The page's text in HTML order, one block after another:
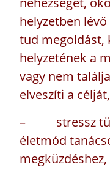
helyzetben
tud megoldást,
helyzetének a
vagy nem
elveszíti a
– stressz
életmód
megküzdéshez,